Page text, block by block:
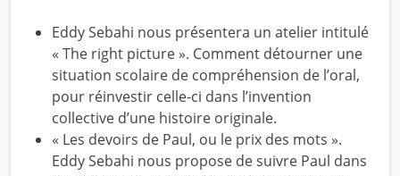
Eddy Sebahi nous présentera un atelier intitulé
« The right picture ». Comment détourner une
situation scolaire de compréhension de l’oral,
pour réinvestir celle-ci dans l’invention
collective d’une histoire originale.
« Les devoirs de Paul, ou le prix des mots ».
Eddy Sebahi nous propose de suivre Paul dans